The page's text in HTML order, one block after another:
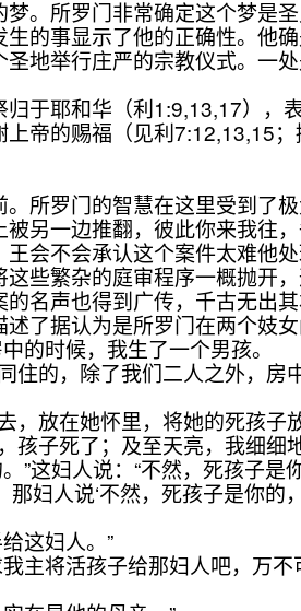
所罗门非常确定这个梦是
的事显示了他的正确性。他
举行庄严的宗教仪式。一
耶和华（利1:9,13,17），
帝的赐福（见利7:12,13,15
罗门的智慧在这里受到了
另一边推翻，彼此你来我往
会不会承认这个案件太难他
些繁杂的庭审程序一概抛开
名声也得到广传，千古无出其
据认为是所罗门在两个妓女
的时候，我生了一个男孩。
的，除了我们二人之外，房
放在她怀里，将她的死孩子
子死了；及至天亮，我细细
这妇人说：“不然，死孩子是
妇人说‘不然，死孩子是你的，
这妇人。”
主将活孩子给那妇人吧，万